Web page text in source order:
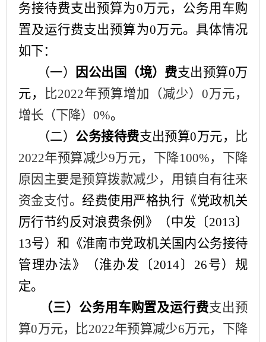
务接待费支出预算为0万元，公务用车购
置及运行费支出预算为0万元。具体情况
如下：
（一）
因公出国（境）费支出预算0万
元，
比2022年预算增加（减少） 0万元，
增长（下降） 0%。
（二） 公务接待费支出预算0万元，
比
2022年预算减少9万元，下降100%，下降
原因主要是预算拨款减少，用镇自有往来
资金支付。经费使用严格执行《党政机关
厉行节约反对浪费条例》（中发〔2013〕
13号）和《淮南市党政机关国内公务接待
管理办法》（淮办发〔2014〕26号）规
定。
（三）公务用车购置及运行费支出预
算0万元，比2022年预算减少6万元，下降